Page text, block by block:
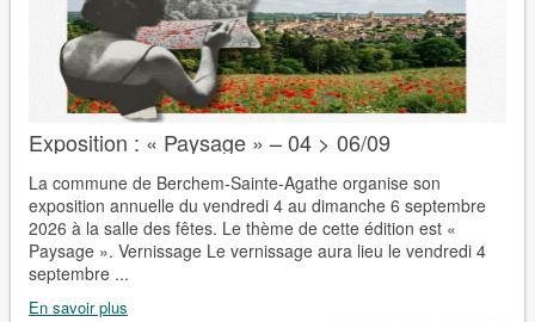
Exposition : « Paysage » – 04 > 06/09
La commune de Berchem-Sainte-Agathe organise son
exposition annuelle du vendredi 4 au dimanche 6 septembre
2026 à la salle des fêtes. Le thème de cette édition est «
Paysage ». Vernissage Le vernissage aura lieu le vendredi 4
septembre ...
En savoir plus